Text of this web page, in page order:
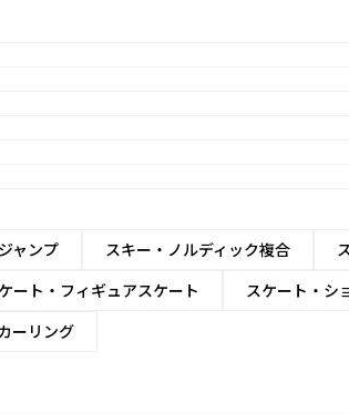
ャンプ スキー・ノルディック複合
ート・フィギュアスケート スケート・シ
ーリング